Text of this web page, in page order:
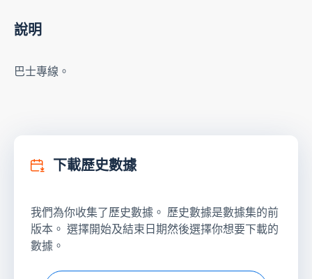
說明
巴士專線。
下載歷史數據
我們為你收集了歷史數據。 歷史數據是數據集的前
版本。 選擇開始及結束日期然後選擇你想要下載的
數據。